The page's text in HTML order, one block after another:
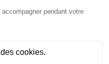
Via Compétences